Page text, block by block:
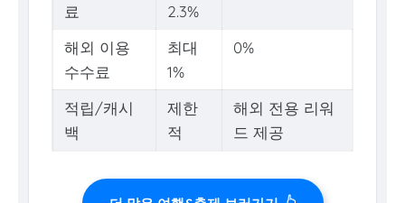
료
2.3%
해외 이용
수수료
최대
1%
0%
적립/캐시
백
제한
적
해외 전용 리워
드 제공